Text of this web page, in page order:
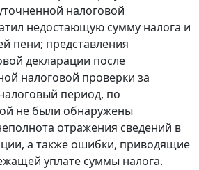
налоговой
недостающую сумму налога и
пени; представления
декларации после
налоговой проверки за
период, по
не были обнаружены
отражения сведений в
а также ошибки, приводящие
уплате суммы налога.